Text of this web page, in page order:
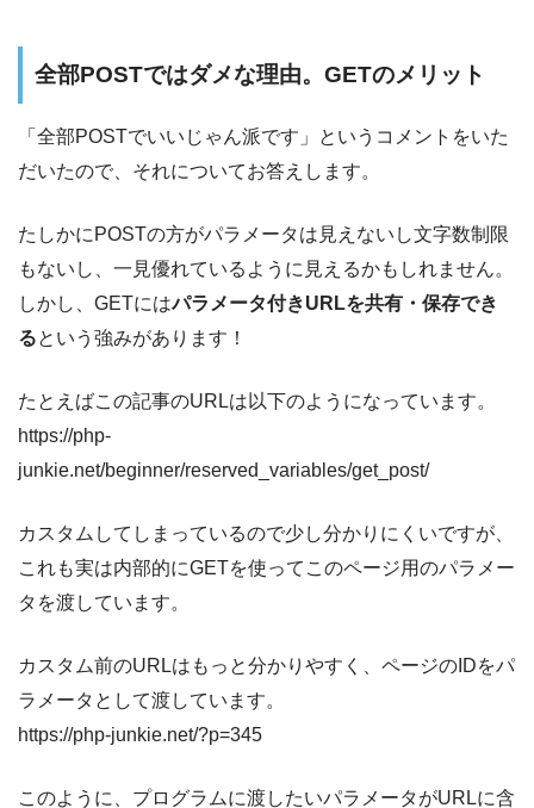
全部POSTではダメな理由。GETのメリット
「全部POSTでいいじゃん派です」というコメントをいた
だいたので、それについてお答えします。
たしかにPOSTの方がパラメータは見えないし文字数制限
もないし、一見優れているように見えるかもしれません。
しかし、GETにはパラメータ付きURLを共有・保存でき
るという強みがあります！
たとえばこの記事のURLは以下のようになっています。
https://php-
junkie.net/beginner/reserved_variables/get_post/
カスタムしてしまっているので少し分かりにくいですが、
これも実は内部的にGETを使ってこのページ用のパラメー
タを渡しています。
カスタム前のURLはもっと分かりやすく、ページのIDをパ
ラメータとして渡しています。
https://php-junkie.net/?p=345
このように、プログラムに渡したいパラメータがURLに含